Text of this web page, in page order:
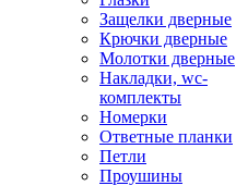
Защелки дверные
Крючки дверные
Молотки дверные
Накладки, wc-
комплекты
Номерки
Ответные планки
Петли
Проушины